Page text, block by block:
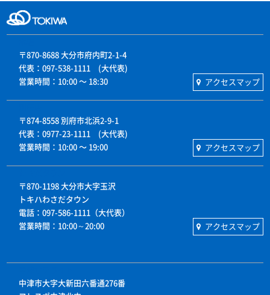
〒870-8688 大分市府内町2-1-4
代表：097-538-1111 (大代表)
営業時間：10:00 〜 18:30
アクセスマップ
〒874-8558 別府市北浜2-9-1
代表：0977-23-1111 (大代表)
営業時間：10:00 〜 19:00
アクセスマップ
〒870-1198 大分市大字玉沢
トキハわさだタウン
電話：097-586-1111（大代表）
営業時間：10:00～20:00
アクセスマップ
中津市大字大新田六番通276番